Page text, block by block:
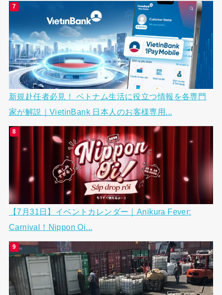
新規赴任者必見！ ベトナム生活に役立つ情報を各専門
家が解説｜VietinBank 日本人のお客様専用...
【7月31日】イベントカレンダー｜Anikura Fever:
Carnival！Nippon Oi...